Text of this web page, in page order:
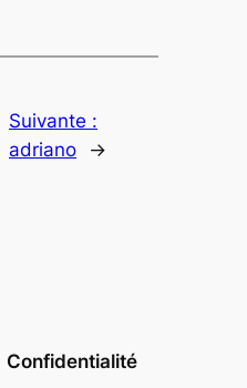
Suivante :
adriano
→
Confidentialité